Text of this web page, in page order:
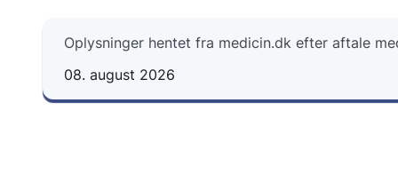
Oplysninger hentet fra medicin.dk efter aftale
08. august 2026